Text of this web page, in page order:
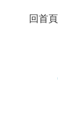
回首頁